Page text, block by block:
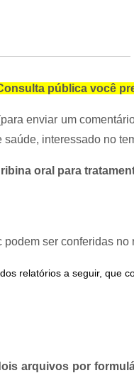
pública você
enviar um
interessado no
oral para
podem ser conferidas no
relatórios a seguir, que
arquivos por